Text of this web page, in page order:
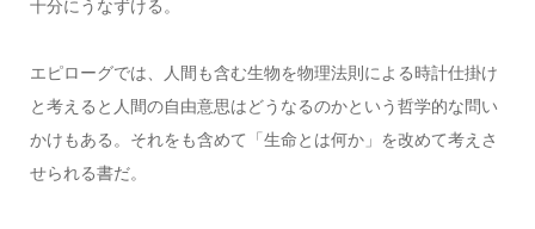
十分にうなずける。
エピローグでは、人間も含む生物を物理法則による時計仕掛け
と考えると人間の自由意思はどうなるのかという哲学的な問い
かけもある。それをも含めて「生命とは何か」を改めて考えさ
せられる書だ。